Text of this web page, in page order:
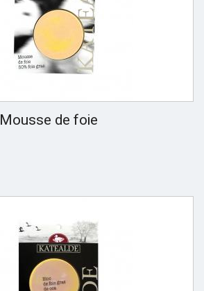
Mousse de foie